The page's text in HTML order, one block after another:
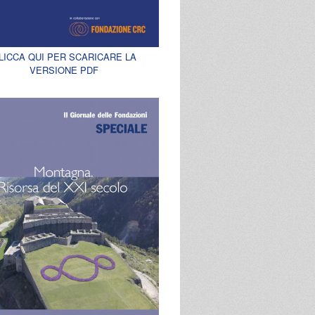
QUI PER SCARICARE LA
VERSIONE PDF